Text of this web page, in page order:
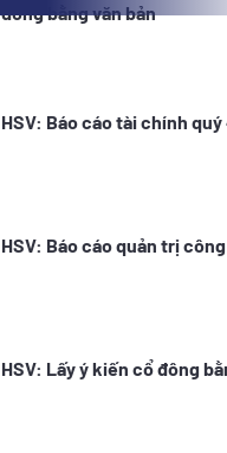
đông bằng văn bản
HSV: Báo cáo tài chính
HSV: Báo cáo quản trị
HSV: Lấy ý kiến cổ đông